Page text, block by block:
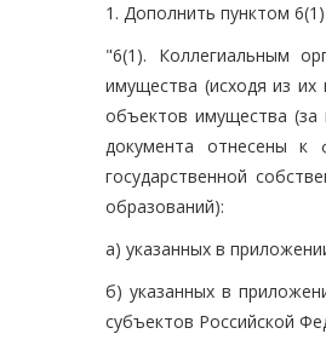
1. Дополнить пунктом
"6(1). Коллегиальным
имущества (исходя из их
объектов имущества
документа отнесены к
государственной
образований):
а) указанных в
б) указанных в
субъектов Российской